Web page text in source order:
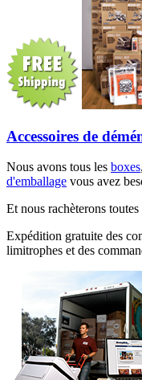
Accessoires de
Nous avons tous les boxes,
d'emballage vous avez
Et nous rachèterons
Expédition gratuite des
limitrophes et des